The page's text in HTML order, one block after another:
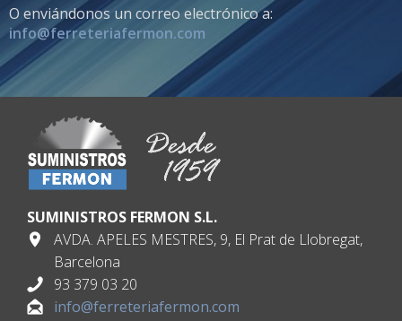
O enviándonos un correo electrónico a:
info@ferreteriafermon.com
SUMINISTROS FERMON S.L.
AVDA. APELES MESTRES, 9, El Prat de Llobregat,
Barcelona
93 379 03 20
info@ferreteriafermon.com